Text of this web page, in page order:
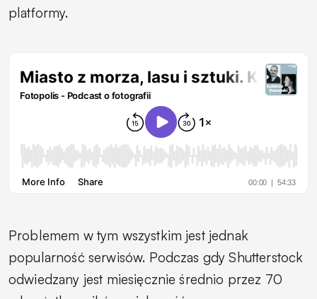
platformy.
Problemem w tym wszystkim jest jednak
popularność serwisów. Podczas gdy Shutterstock
odwiedzany jest miesięcznie średnio przez 70